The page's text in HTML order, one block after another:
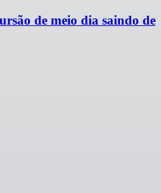
de meio dia saindo de